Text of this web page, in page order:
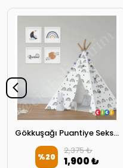
Gökkuşağı Puantiye Seksek Oyun Oyun Çadırı
%20
2,375 ₺
1,900 ₺